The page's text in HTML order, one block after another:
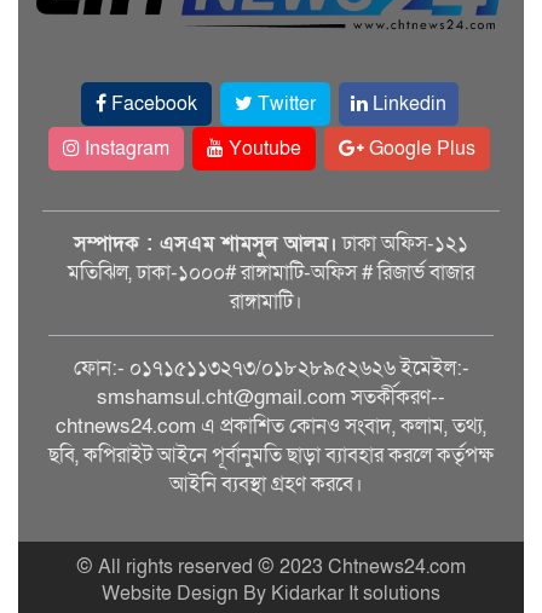
Facebook Twitter
Linkedin
Instagram
Youtube Google Plus
সম্পাদক : এসএম শামসুল আলম। ঢাকা অফিস-১২১
মতিঝিল, ঢাকা-১০০০# রাঙ্গামাটি-অফিস # রিজার্ভ বাজার
রাঙ্গামাটি।
ফোন:- ০১৭১৫১১৩২৭৩/০১৮২৮৯৫২৬২৬ ইমেইল:-
smshamsul.cht@gmail.com সতর্কীকরণ--
chtnews24.com এ প্রকাশিত কোনও সংবাদ, কলাম, তথ্য,
ছবি, কপিরাইট আইনে পূর্বানুমতি ছাড়া ব্যাবহার করলে কর্তৃপক্ষ
আইনি ব্যবস্থা গ্রহণ করবে।
© All rights reserved © 2023 Chtnews24.com
Website Design By Kidarkar It solutions